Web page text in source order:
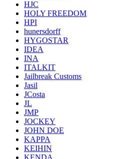
HJC
HOLY FREEDOM
HPI
hunersdorff
HYGOSTAR
IDEA
INA
ITALKIT
Jailbreak Customs
Jasil
JCosta
JL
JMP
JOCKEY
JOHN DOE
KAPPA
KEIHIN
KENDA